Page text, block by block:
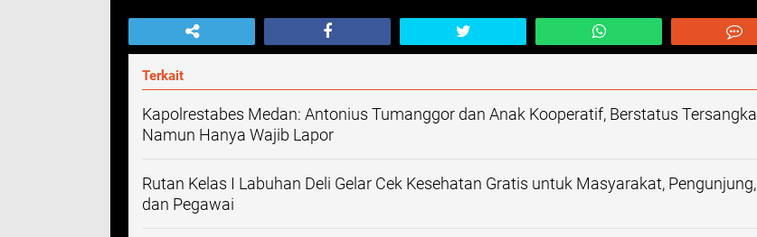
Terkait
Kapolrestabes Medan: Antonius Tumanggor dan Anak Kooperatif, Berstatus Tersangka
Namun Hanya Wajib Lapor
Rutan Kelas I Labuhan Deli Gelar Cek Kesehatan Gratis untuk Masyarakat, Pengunjung,
dan Pegawai